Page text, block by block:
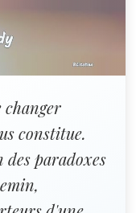
changer
constitue.
des paradoxes